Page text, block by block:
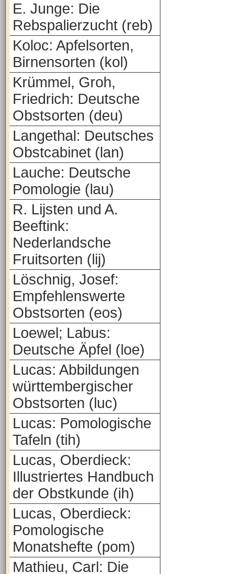
E. Junge: Die
Rebspalierzucht (reb)
Koloc: Apfelsorten,
Birnensorten (kol)
Krümmel, Groh,
Friedrich: Deutsche
Obstsorten (deu)
Langethal: Deutsches
Obstcabinet (lan)
Lauche: Deutsche
Pomologie (lau)
R. Lijsten und A.
Beeftink:
Nederlandsche
Fruitsorten (lij)
Löschnig, Josef:
Empfehlenswerte
Obstsorten (eos)
Loewel; Labus:
Deutsche Äpfel (loe)
Lucas: Abbildungen
württembergischer
Obstsorten (luc)
Lucas: Pomologische
Tafeln (tih)
Lucas, Oberdieck:
Illustriertes Handbuch
der Obstkunde (ih)
Lucas, Oberdieck:
Pomologische
Monatshefte (pom)
Mathieu, Carl: Die